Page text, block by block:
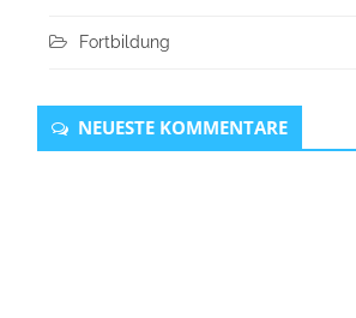
Fortbildung
NEUESTE KOMMENTARE